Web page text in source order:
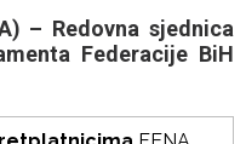
– Redovna sjednica
Federacije BiH